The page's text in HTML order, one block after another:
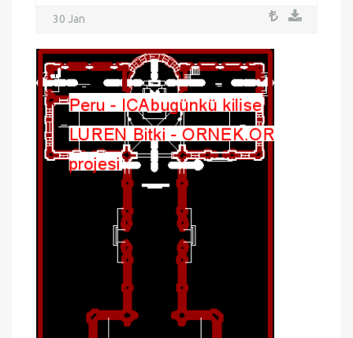
30 Jan